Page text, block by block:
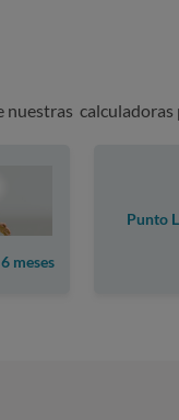
nuestras
meses
Punto